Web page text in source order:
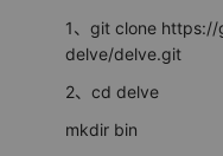
1、git clone
delve/delve.git
2、cd delve
mkdir bin